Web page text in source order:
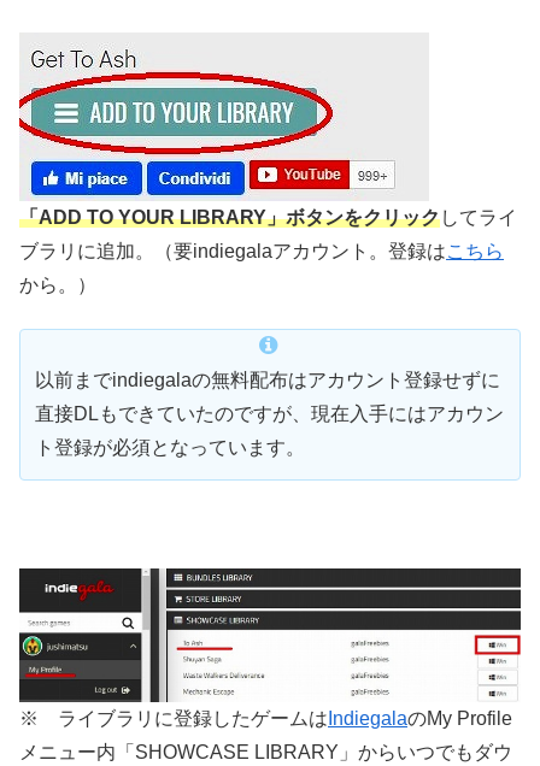
「ADD TO YOUR LIBRARY」ボタンをクリックしてライ
ブラリに追加。（要indiegalaアカウント。登録はこちら
から。）
以前までindiegalaの無料配布はアカウント登録せずに
直接DLもできていたのですが、現在入手にはアカウン
ト登録が必須となっています。
※ ライブラリに登録したゲームは IndiegalaのMy Profile
メニュー内「SHOWCASE LIBRARY」からいつでもダウ